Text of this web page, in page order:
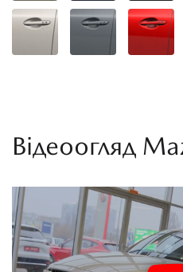
Відеоогляд